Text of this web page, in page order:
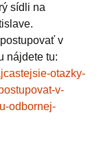
sídli na
v
nájdete tu:
otazky-
v-
odbornej-